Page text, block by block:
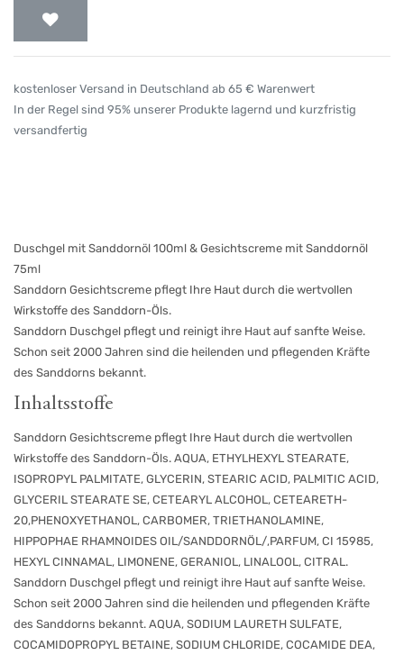
kostenloser Versand in Deutschland ab 65 € Warenwert
In der Regel sind 95% unserer Produkte lagernd und kurzfristig
versandfertig
Duschgel mit Sanddornöl 100ml & Gesichtscreme mit Sanddornöl
75ml
Sanddorn Gesichtscreme pflegt Ihre Haut durch die wertvollen
Wirkstoffe des Sanddorn-Öls.
Sanddorn Duschgel pflegt und reinigt ihre Haut auf sanfte Weise.
Schon seit 2000 Jahren sind die heilenden und pflegenden Kräfte
des Sanddorns bekannt.
Inhaltsstoffe
Sanddorn Gesichtscreme pflegt Ihre Haut durch die wertvollen
Wirkstoffe des Sanddorn-Öls. AQUA, ETHYLHEXYL STEARATE,
ISOPROPYL PALMITATE, GLYCERIN, STEARIC ACID, PALMITIC ACID,
GLYCERIL STEARATE SE, CETEARYL ALCOHOL, CETEARETH-
20,PHENOXYETHANOL, CARBOMER, TRIETHANOLAMINE,
HIPPOPHAE RHAMNOIDES OIL/SANDDORNÖL/,PARFUM, CI 15985,
HEXYL CINNAMAL, LIMONENE, GERANIOL, LINALOOL, CITRAL.
Sanddorn Duschgel pflegt und reinigt ihre Haut auf sanfte Weise.
Schon seit 2000 Jahren sind die heilenden und pflegenden Kräfte
des Sanddorns bekannt. AQUA, SODIUM LAURETH SULFATE,
COCAMIDOPROPYL BETAINE, SODIUM CHLORIDE, COCAMIDE DEA,